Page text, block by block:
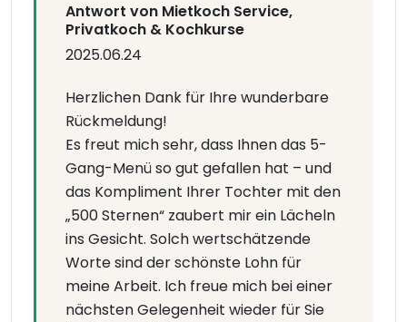
Antwort von Mietkoch Service,
Privatkoch & Kochkurse
2025.06.24
Herzlichen Dank für Ihre wunderbare
Rückmeldung!
Es freut mich sehr, dass Ihnen das 5-
Gang-Menü so gut gefallen hat – und
das Kompliment Ihrer Tochter mit den
„500 Sternen“ zaubert mir ein Lächeln
ins Gesicht. Solch wertschätzende
Worte sind der schönste Lohn für
meine Arbeit. Ich freue mich bei einer
nächsten Gelegenheit wieder für Sie